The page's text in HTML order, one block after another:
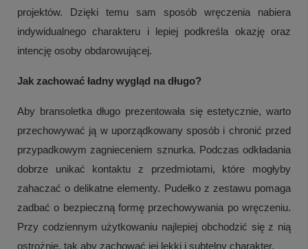
projektów. Dzięki temu sam sposób wręczenia nabiera
indywidualnego charakteru i lepiej podkreśla okazję oraz
intencję osoby obdarowującej.
Jak zachować ładny wygląd na długo?
Aby bransoletka długo prezentowała się estetycznie, warto
przechowywać ją w uporządkowany sposób i chronić przed
przypadkowym zagnieceniem sznurka. Podczas odkładania
dobrze unikać kontaktu z przedmiotami, które mogłyby
zahaczać o delikatne elementy. Pudełko z zestawu pomaga
zadbać o bezpieczną formę przechowywania po wręczeniu.
Przy codziennym użytkowaniu najlepiej obchodzić się z nią
ostrożnie, tak aby zachować jej lekki i subtelny charakter.